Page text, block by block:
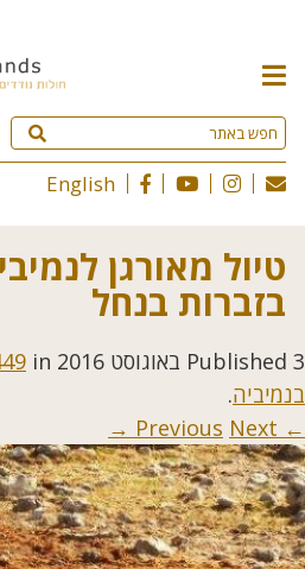
תפריט
האתר
English
טיול מאורגן
בזברות בנחל
Published 3 באוגוסט 2016 in
בנמיביה.
← Previous
Next →